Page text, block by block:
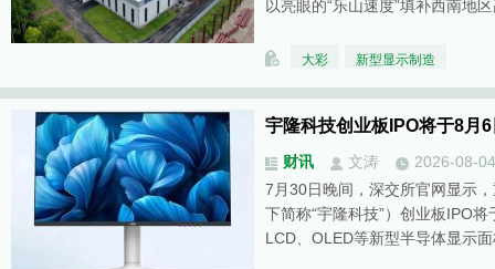
以亮眼的“乐山速度”填补西南地
大彩 新型显示制造
宇隆科技创业板IPO将于8月
财讯 文涛
2026-08-04
7月30日晚间，深交所官网显示
下简称“宇隆科技”）创业板IPO
LCD、OLED等新型半导体显示